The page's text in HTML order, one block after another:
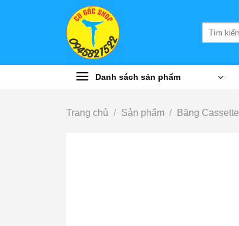
Danh sách sản phẩm
Trang chủ / Sản phẩm / Băng Cassette